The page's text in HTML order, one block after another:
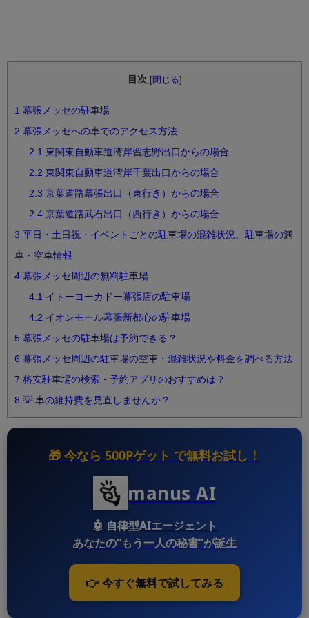
目次 [閉じる]
1 幕張メッセの駐車場
2 幕張メッセへの車でのアクセス方法
2.1 東関東自動車道湾岸習志野出口からの場合
2.2 東関東自動車道湾岸千葉出口からの場合
2.3 京葉道路幕張出口（東行き）からの場合
2.4 京葉道路武石出口（西行き）からの場合
3 平日・土日祝・イベントごとの駐車場の混雑状況、駐車場の満
車・空車情報
4 幕張メッセ周辺の無料駐車場
4.1 イトーヨーカドー幕張店の駐車場
4.2 イオンモール幕張新都心の駐車場
5 幕張メッセの駐車場は予約できる？
6 幕張メッセ周辺の駐車場の空車・混雑状況や料金を調べる方法
7 格安駐車場の検索・予約アプリのおすすめは？
8 💡 車の維持費を見直しませんか？
🎁 今なら 500Pゲット で無料お試し！
manus AI
🤖 自律型AIエージェント
あなたの“もう一人の秘書”が誕生
👉 今すぐ無料で試してみる